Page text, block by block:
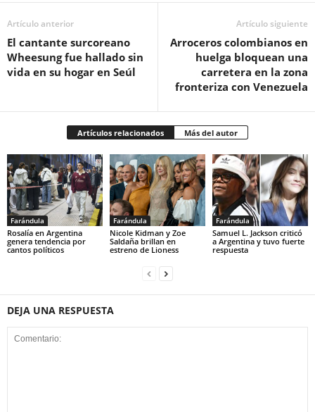
Artículo anterior
El cantante surcoreano
Wheesung fue hallado sin
vida en su hogar en Seúl
Artículo siguiente
Arroceros colombianos en
huelga bloquean una
carretera en la zona
fronteriza con Venezuela
Artículos relacionados Más del autor
Farándula
Rosalía en Argentina
genera tendencia por
cantos políticos
Farándula
Nicole Kidman y Zoe
Saldaña brillan en
estreno de Lioness
Farándula
Samuel L. Jackson criticó
a Argentina y tuvo fuerte
respuesta
DEJA UNA RESPUESTA